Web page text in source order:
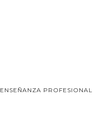
ENSEÑANZA PROFESIONAL